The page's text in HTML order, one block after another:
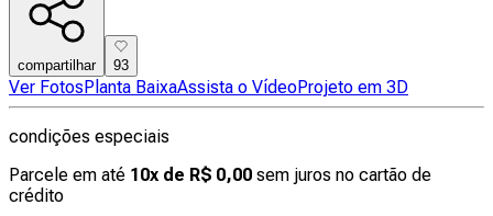
compartilhar 93
Ver FotosPlanta BaixaAssista o VídeoProjeto em 3D
condições especiais
Parcele em até 10x de R$ 0,00 sem juros no cartão de
crédito